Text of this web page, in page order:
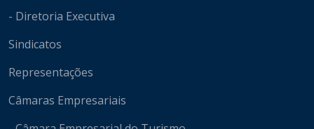
- Diretoria Executiva
Sindicatos
Representações
Câmaras Empresariais